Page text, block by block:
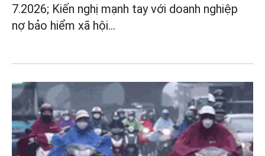
7.2026; Kiến nghị mạnh tay với doanh nghiệp
nợ bảo hiểm xã hội...